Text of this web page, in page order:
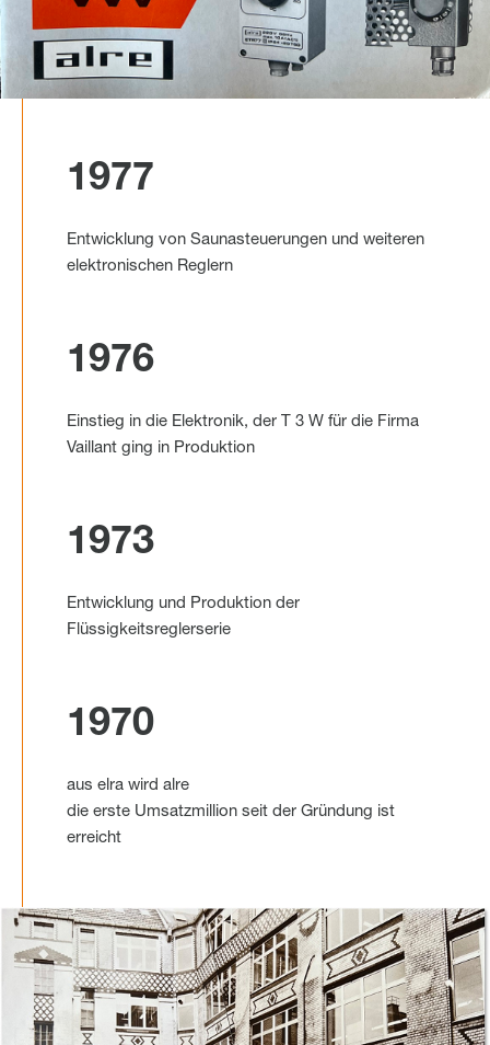
1977
Entwicklung von Saunasteuerungen und weiteren
elektronischen Reglern
1976
Einstieg in die Elektronik, der T 3 W für die Firma
Vaillant ging in Produktion
1973
Entwicklung und Produktion der
Flüssigkeitsreglerserie
1970
aus elra wird alre
die erste Umsatzmillion seit der Gründung ist
erreicht